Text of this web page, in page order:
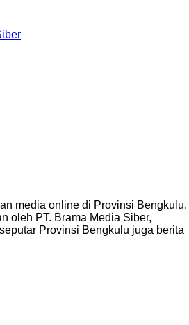
media online di Provinsi Bengkulu.
oleh PT. Brama Media Siber,
Provinsi Bengkulu juga berita